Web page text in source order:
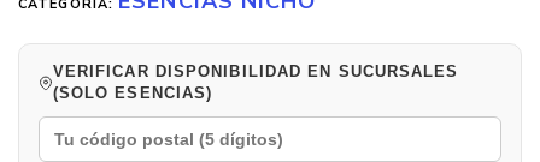
CATEGORÍA:
VERIFICAR DISPONIBILIDAD EN SUCURSALES
(SOLO ESENCIAS)